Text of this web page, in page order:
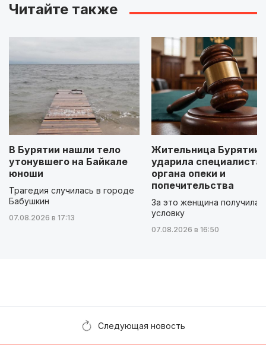
Читайте также
В Бурятии нашли тело
утонувшего на Байкале
юноши
Трагедия случилась в городе
Бабушкин
07.08.2026 в 17:13
Жительница Бурятии
ударила специалиста
органа опеки и
попечительства
За это женщина получила
условку
07.08.2026 в 16:50
Следующая новость